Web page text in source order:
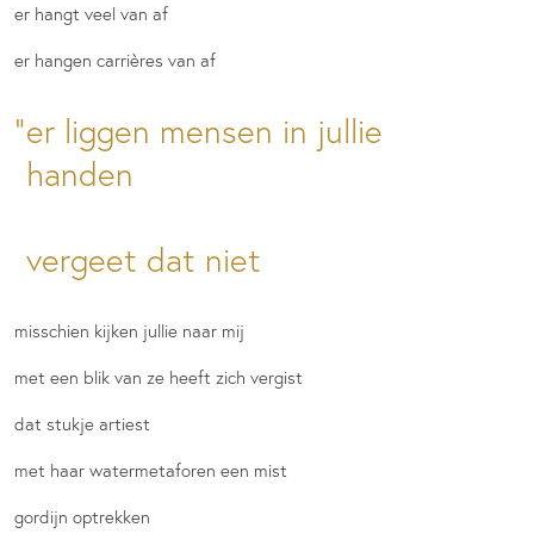
er hangt veel van af
er hangen carrières van af
er liggen mensen in jullie
handen
vergeet dat niet
misschien kijken jullie naar mij
met een blik van ze heeft zich vergist
dat stukje artiest
met haar watermetaforen een mist
gordijn optrekken